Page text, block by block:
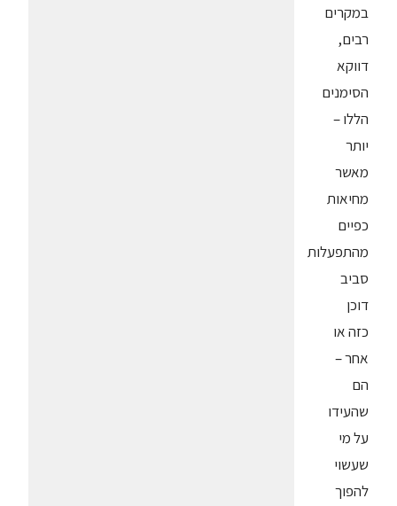
במקרים
רבים,
דווקא
הסימנים
הללו –
יותר
מאשר
מחיאות
כפיים
מהתפעלות
סביב
דוכן
כזה או
אחר –
הם
שהעידו
על מי
שעשוי
להפוך